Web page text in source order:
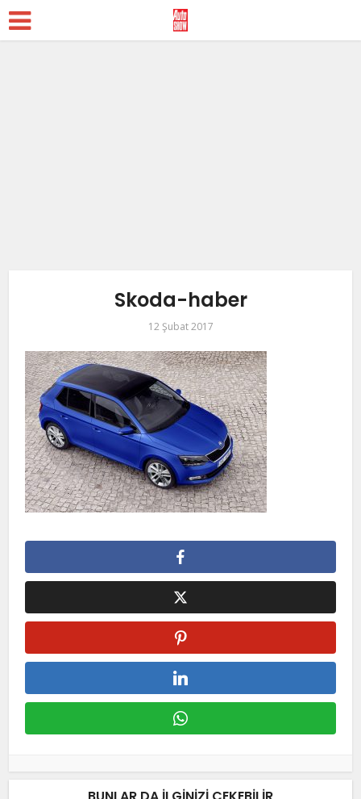
Skoda-haber
12 Şubat 2017